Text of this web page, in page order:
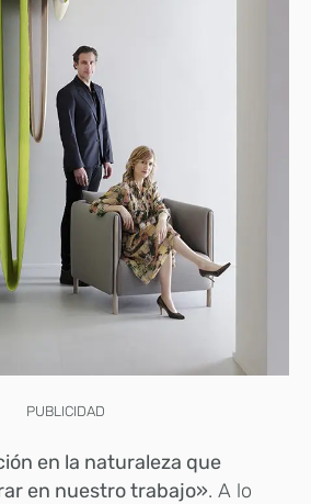
PUBLICIDAD
en la naturaleza que
en nuestro trabajo». A lo